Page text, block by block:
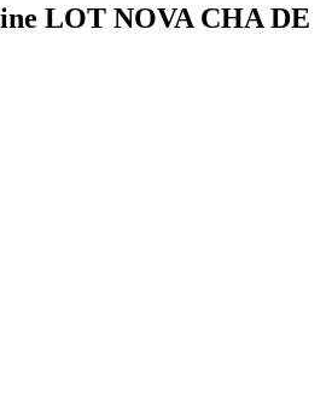
LOT NOVA CHA DE